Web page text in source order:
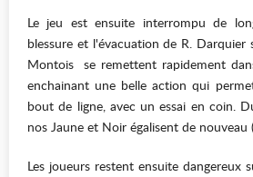
Le jeu est ensuite interrompu de
blessure et l'évacuation de R. Darquier
Montois se remettent rapidement
enchainant une belle action qui
bout de ligne, avec un essai en coin.
nos Jaune et Noir égalisent de nouveau
Les joueurs restent ensuite dangereux